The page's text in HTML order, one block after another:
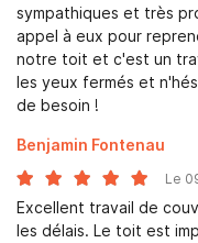
ACCUEIL
sympathiques et très
appel à eux pour
notre toit et c'est un
les yeux fermés et
de besoin !
Benjamin Fontenau
Le
Excellent travail de
les délais. Le toit est